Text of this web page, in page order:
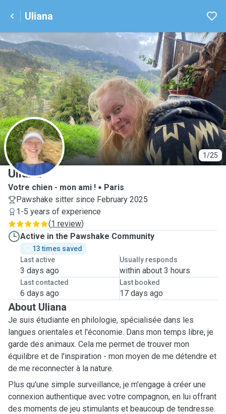
Uliana
1/25
U
Uliana
Votre chien - mon ami !
Paris
Pawshake sitter since February 2025
1-5 years of experience
(1 review)
Active in the Pawshake Community
13 times saved
Last active
3 days ago
Usually responds
within about 3 hours
Last contacted
6 days ago
Last booked
17 days ago
About Uliana
Je suis étudiante en philologie, spécialisée dans les
langues orientales et l'économie. Dans mon temps libre, je
garde des animaux. Cela me permet de trouver mon
équilibre et de l'inspiration - mon moyen de me détendre et
de me reconnecter à la nature.
Plus qu'une simple surveillance, je m'engage à créer une
connexion authentique avec votre compagnon, en lui offrant
des moments de jeu stimulants et beaucoup de tendresse.